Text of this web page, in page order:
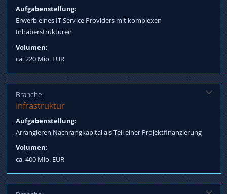
Aufgabenstellung:
Erwerb eines IT Service Providers mit komplexen
Inhaberstrukturen
Volumen:
ca. 220 Mio. EUR
Verhandlungsführung / Zusammenführung Interessen,
Verhandlung Termsheet, Begleitung bis Closing / Post-Closing
Branche:
Infrastruktur
Aufgabenstellung:
Arrangieren Nachrangkapital als Teil einer Projektfinanzierung
Volumen:
ca. 400 Mio. EUR
Lösung:
Qualifizierung internationaler Adressen, Betreuung Prozess bis
Termsheet / Vertrag